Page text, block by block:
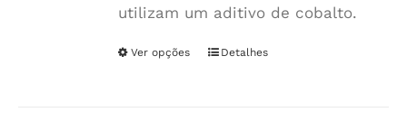
utilizam um aditivo de cobalto.
Ver opções
Este
Detalhes